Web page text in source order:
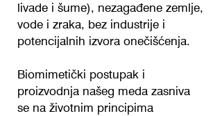
livade i šume), nezagađene zemlje,
vode i zraka, bez industrije i
potencijalnih izvora onečišćenja.
Biomimetički postupak i
proizvodnja našeg meda zasniva
se na životnim principima